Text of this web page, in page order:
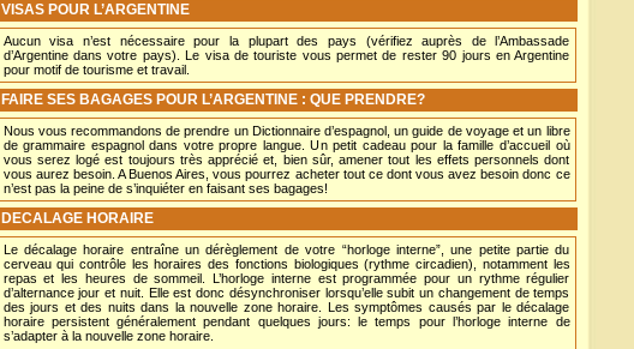
VISAS POUR L’ARGENTINE
Aucun visa n’est nécessaire pour la plupart des pays (vérifiez auprès de l’Ambassade
d’Argentine dans votre pays). Le visa de touriste vous permet de rester 90 jours en Argentine
pour motif de tourisme et travail.
FAIRE SES BAGAGES POUR L’ARGENTINE : QUE PRENDRE?
Nous vous recommandons de prendre un Dictionnaire d’espagnol, un guide de voyage et un libre
de grammaire espagnol dans votre propre langue. Un petit cadeau pour la famille d’accueil où
vous serez logé est toujours très apprécié et, bien sûr, amener tout les effets personnels dont
vous aurez besoin. A Buenos Aires, vous pourrez acheter tout ce dont vous avez besoin donc ce
n’est pas la peine de s’inquiéter en faisant ses bagages!
DECALAGE HORAIRE
Le décalage horaire entraîne un dérèglement de votre “horloge interne”, une petite partie du
cerveau qui contrôle les horaires des fonctions biologiques (rythme circadien), notamment les
repas et les heures de sommeil. L’horloge interne est programmée pour un rythme régulier
d’alternance jour et nuit. Elle est donc désynchroniser lorsqu’elle subit un changement de temps
des jours et des nuits dans la nouvelle zone horaire. Les symptômes causés par le décalage
horaire persistent généralement pendant quelques jours: le temps pour l’horloge interne de
s’adapter à la nouvelle zone horaire.